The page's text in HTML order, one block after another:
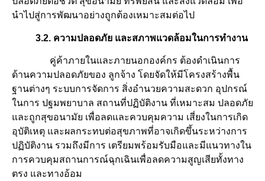
นำไปสู่การพัฒนาอย่างถูกต้องเหมาะสมต่อไป
3.2. ความปลอดภัย และสภาพแวดล้อมในการทำงาน
คู่ค้าภายในและภายนอกองค์กร ต้องดำเนินการ
ด้านความปลอดภัยของ ลูกจ้าง โดยจัดให้มีโครงสร้างพื้น
ฐานต่างๆ ระบบการจัดการ สิ่งอำนวยความสะดวก อุปกรณ์
ในการ ปฐมพยาบาล สถานที่ปฏิบัติงาน ที่เหมาะสม ปลอดภัย
และถูกสุขอนามัย เพื่อลดและควบคุมความ เสี่ยงในการเกิด
อุบัติเหตุ และผลกระทบต่อสุขภาพที่อาจเกิดขึ้นระหว่างการ
ปฏิบัติงาน รวมถึงมีการ เตรียมพร้อมรับมือและมีแนวทางใน
การควบคุมสถานการณ์ฉุกเฉินเพื่อลดความสูญเสียทั้งทาง
ตรง และทางอ้อม